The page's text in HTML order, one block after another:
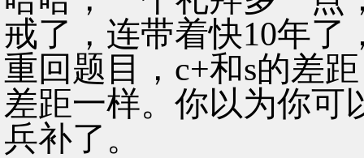
戒了，连带着快10年了
重回题目，c+和s的差
差距一样。你以为你可
兵补了。